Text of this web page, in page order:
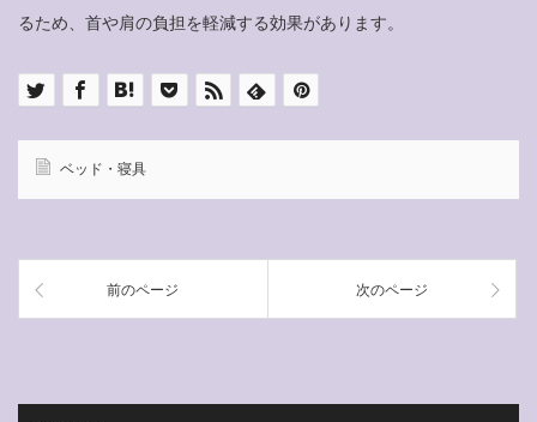
るため、首や肩の負担を軽減する効果があります。
ベッド・寝具
前のページ 次のページ